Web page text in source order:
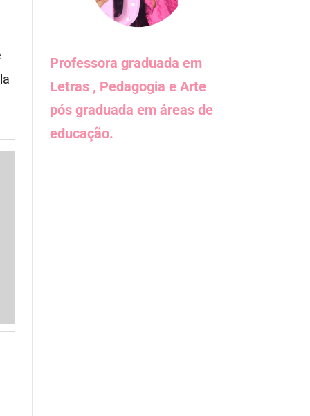
Professora graduada em
Letras , Pedagogia e Arte
pós graduada em áreas de
educação.